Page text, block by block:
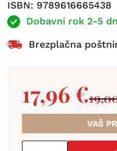
ISBN: 9789616665438
Dobavni rok 2-5
Brezplačna
17,96 €
VAŠ